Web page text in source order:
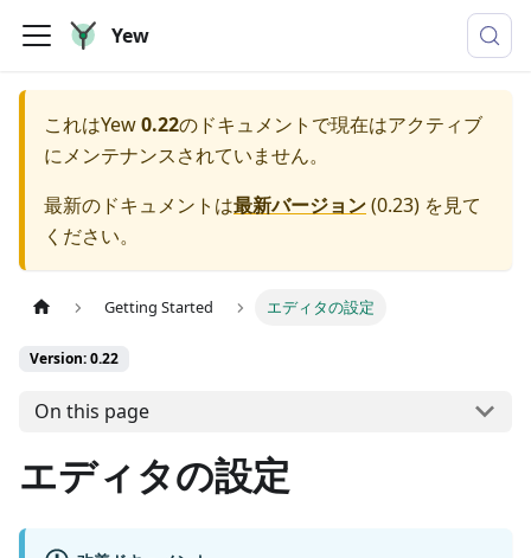
Yew
これはYew0.22のドキュメントで現在はアクティブ
にメンテナンスされていません。
最新のドキュメントは最新バージョン(0.23) を見て
ください。
Getting Started エディタの設定
Version: 0.22
On this page
エディタの設定